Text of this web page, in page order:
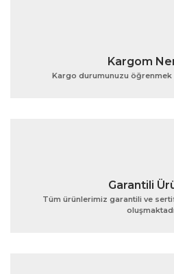
Kargom
Kargo durumunuzu öğrenmek
Garantili
Tüm ürünlerimiz garantili ve